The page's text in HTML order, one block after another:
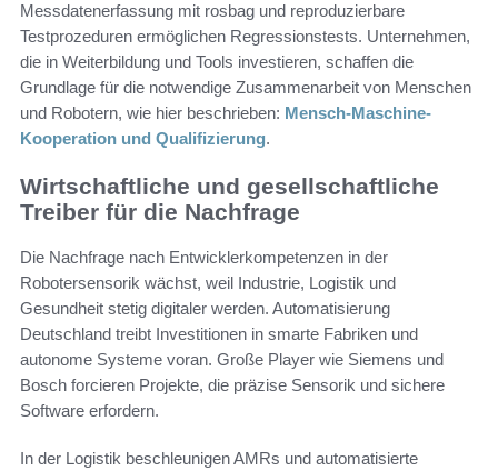
Messdatenerfassung mit rosbag und reproduzierbare
Testprozeduren ermöglichen Regressionstests. Unternehmen,
die in Weiterbildung und Tools investieren, schaffen die
Grundlage für die notwendige Zusammenarbeit von Menschen
und Robotern, wie hier beschrieben: Mensch-Maschine-
Kooperation und Qualifizierung.
Wirtschaftliche und gesellschaftliche
Treiber für die Nachfrage
Die Nachfrage nach Entwicklerkompetenzen in der
Robotersensorik wächst, weil Industrie, Logistik und
Gesundheit stetig digitaler werden. Automatisierung
Deutschland treibt Investitionen in smarte Fabriken und
autonome Systeme voran. Große Player wie Siemens und
Bosch forcieren Projekte, die präzise Sensorik und sichere
Software erfordern.
In der Logistik beschleunigen AMRs und automatisierte